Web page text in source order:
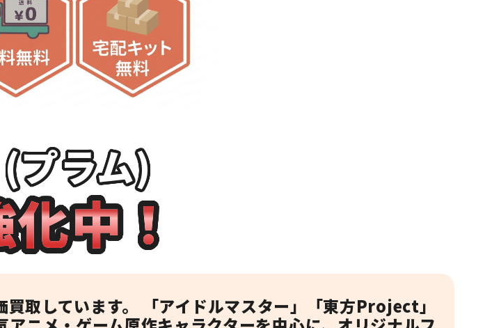
プラム)
中！
取しています。 「アイドルマスター」「東方Project」